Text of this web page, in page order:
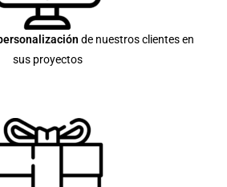
de nuestros clientes en
sus proyectos